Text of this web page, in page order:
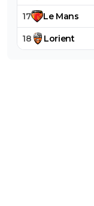
17 Le Mans
18 Lorient